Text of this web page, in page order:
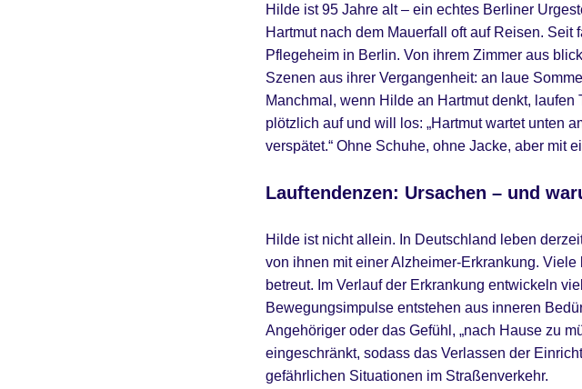
Hilde ist 95 Jahre alt – ein echtes Berliner
Hartmut nach dem Mauerfall oft auf Reisen.
Pflegeheim in Berlin. Von ihrem Zimmer aus
Szenen aus ihrer Vergangenheit: an laue
Manchmal, wenn Hilde an Hartmut denkt,
plötzlich auf und will los: „Hartmut wartet unten
verspätet.“ Ohne Schuhe, ohne Jacke, aber mit
Lauftendenzen: Ursachen – und
Hilde ist nicht allein. In Deutschland leben
von ihnen mit einer Alzheimer-Erkrankung.
betreut. Im Verlauf der Erkrankung entwickeln
Bewegungsimpulse entstehen aus inneren
Angehöriger oder das Gefühl, „nach Hause zu
eingeschränkt, sodass das Verlassen der
gefährlichen Situationen im Straßenverkehr.